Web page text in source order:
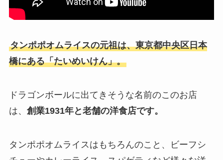
タンポポオムライスの元祖は、東京都中央区日本
橋にある「たいめいけん」。
ドラゴンボールに出てきそうな名前のこのお店
は、 創業1931年と老舗の洋食店です。
タンポポオムライスはもちろんのこと、ビーフシ